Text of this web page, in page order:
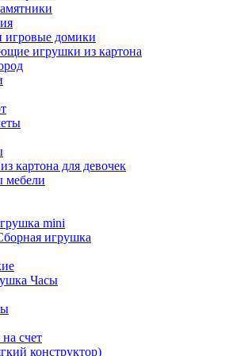
игровые домики
игрушки из картона
картона для девочек
мебели
mini
игрушка
Часы
счет
конструктор)